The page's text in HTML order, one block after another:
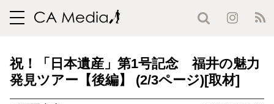
toggle
祝！「日本遺産」第1号記念 福井の魅力
発見ツアー【後編】 (2/3ページ)